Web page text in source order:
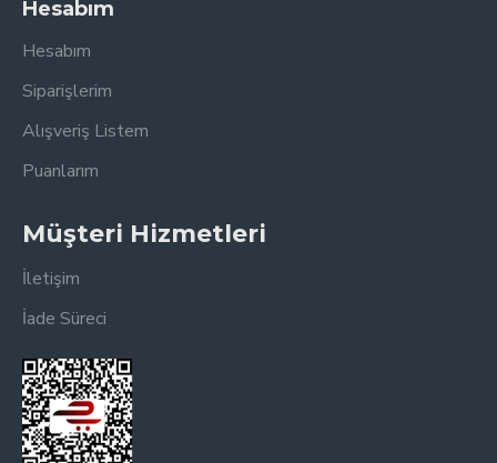
Hesabım
Hesabım
Siparişlerim
Alışveriş Listem
Puanlarım
Müşteri Hizmetleri
İletişim
İade Süreci